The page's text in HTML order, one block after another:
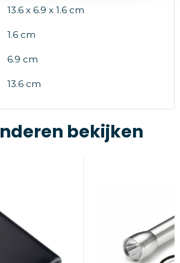
13.6 x 6.9 x 1.6 cm
1.6 cm
6.9 cm
13.6 cm
bekijken